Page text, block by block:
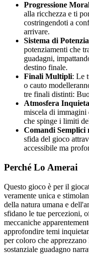
Progressione
alla ricchezza e ti
costringendoti a
arrivare.
Sistema di
potenziamenti che
guadagni,
destino finale.
Finali Multipli: Le
o cauto
tre finali distinti:
Atmosfera
miscela di immagini
che spinge i limiti
Comandi Semplici
sfida del gioco
accessibile ma
Perché Lo Amerai
Questo gioco è per il
veramente unica e
della natura umana e
sfidano le tue percezioni,
meccaniche
approfondire temi
per coloro che
sostanziale guadagno